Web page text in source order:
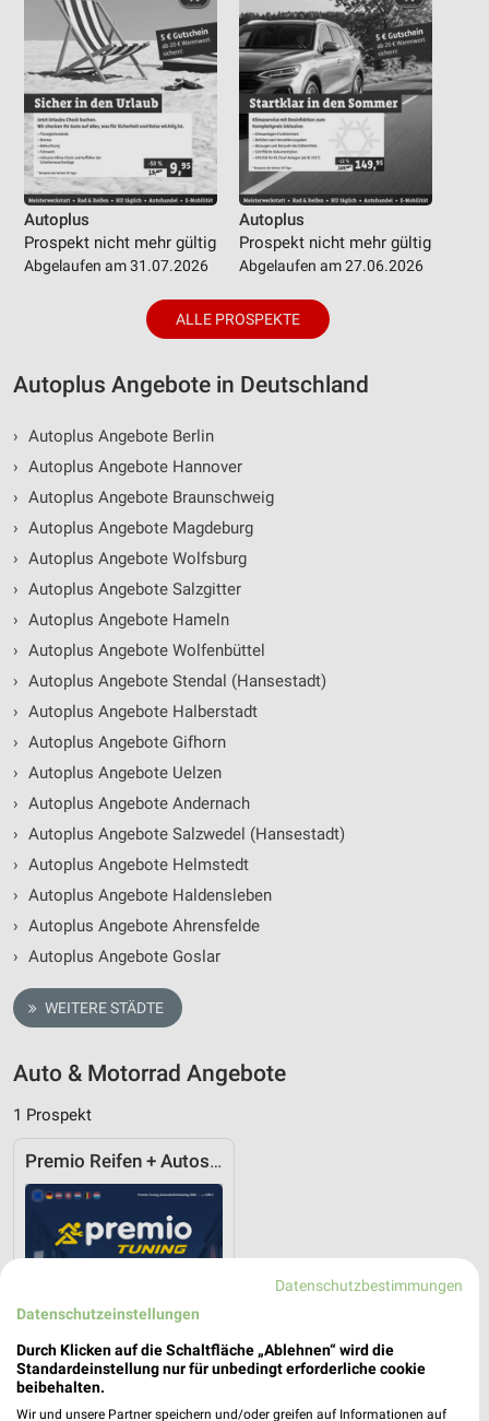
Autoplus
Prospekt nicht mehr gültig
Abgelaufen am 31.07.2026
Autoplus
Prospekt nicht mehr gültig
Abgelaufen am 27.06.2026
ALLE PROSPEKTE
Autoplus Angebote in Deutschland
› Autoplus Angebote Berlin
› Autoplus Angebote Hannover
› Autoplus Angebote Braunschweig
› Autoplus Angebote Magdeburg
› Autoplus Angebote Wolfsburg
› Autoplus Angebote Salzgitter
› Autoplus Angebote Hameln
› Autoplus Angebote Wolfenbüttel
› Autoplus Angebote Stendal (Hansestadt)
› Autoplus Angebote Halberstadt
› Autoplus Angebote Gifhorn
› Autoplus Angebote Uelzen
› Autoplus Angebote Andernach
› Autoplus Angebote Salzwedel (Hansestadt)
› Autoplus Angebote Helmstedt
› Autoplus Angebote Haldensleben
› Autoplus Angebote Ahrensfelde
› Autoplus Angebote Goslar
WEITERE STÄDTE
Auto & Motorrad Angebote
1 Prospekt
Premio Reifen + Autoservice
Datenschutzbestimmungen
Datenschutzeinstellungen
Durch Klicken auf die Schaltfläche „Ablehnen“ wird die
Standardeinstellung nur für unbedingt erforderliche cookie
beibehalten.
Wir und unsere Partner speichern und/oder greifen auf Informationen auf